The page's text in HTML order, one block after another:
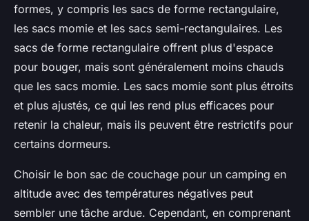
formes, y compris les sacs de forme rectangulaire,
les sacs momie et les sacs semi-rectangulaires. Les
sacs de forme rectangulaire offrent plus d'espace
pour bouger, mais sont généralement moins chauds
que les sacs momie. Les sacs momie sont plus étroits
et plus ajustés, ce qui les rend plus efficaces pour
retenir la chaleur, mais ils peuvent être restrictifs pour
certains dormeurs.
Choisir le bon sac de couchage pour un camping en
altitude avec des températures négatives peut
sembler une tâche ardue. Cependant, en comprenant